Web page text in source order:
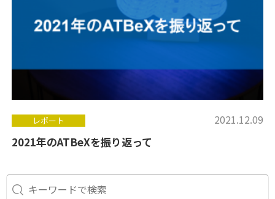
レポート 2021.12.09
2021年のATBeXを振り返って